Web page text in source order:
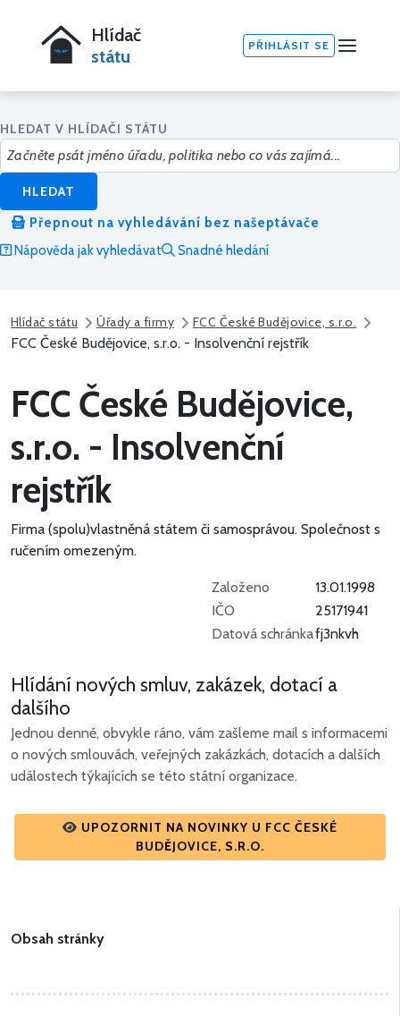
Hlídač
státu
PŘIHLÁSIT SE
HLEDAT V HLÍDAČI STÁTU
HLEDAT
Přepnout na vyhledávání bez našeptávače
Nápověda jak vyhledávat
Snadné hledání
Hlídač státu Úřady a firmy FCC České Budějovice, s.r.o.
FCC České Budějovice, s.r.o. - Insolvenční rejstřík
FCC České Budějovice,
s.r.o. - Insolvenční
rejstřík
Firma (spolu)vlastněná státem či samosprávou. Společnost s
ručením omezeným.
Založeno
13.01.1998
IČO
25171941
Datová schránkafj3nkvh
Hlídání nových smluv, zakázek, dotací a
dalšího
Jednou denně, obvykle ráno, vám zašleme mail s informacemi
o nových smlouvách, veřejných zakázkách, dotacích a dalších
událostech týkajících se této státní organizace.
UPOZORNIT NA NOVINKY U FCC ČESKÉ
BUDĚJOVICE, S.R.O.
Obsah stránky